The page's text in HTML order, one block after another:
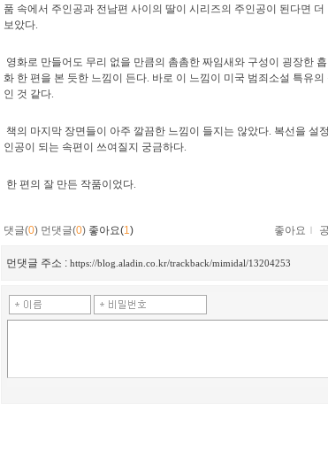
품 속에서 주인공과 전남편 사이의 딸이 시리즈의 주인공이 된다면
보았다.
영화로 만들어도 무리 없을 만큼의 촘촘한 짜임새와 구성이 굉장한
화 한 편을 본 듯한 느낌이 든다. 바로 이 느낌이 미국 범죄소설 특유
인 것 같다.
책의 마지막 장면들이 아주 깔끔한 느낌이 들지는 않았다. 복선을 설
인공이 되는 속편이 쓰여질지 궁금하다.
한 편의 잘 만든 작품이었다.
댓글(0) 먼댓글(0) 좋아요(1) 좋아요 ｌ
먼댓글 주소 : https://blog.aladin.co.kr/trackback/mimidal/13204253